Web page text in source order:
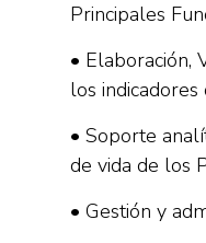
Principales
• Elaboración,
los indicadores
• Soporte
de vida de los
• Gestión y